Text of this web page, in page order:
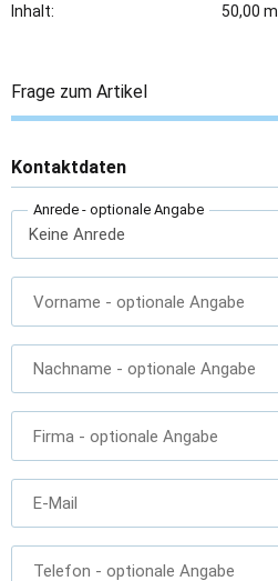
Inhalt:
50,00 m
Frage zum Artikel
Kontaktdaten
Anrede - optionale Angabe
Vorname - optionale Angabe
Nachname - optionale Angabe
Firma - optionale Angabe
E-Mail
Telefon - optionale Angabe